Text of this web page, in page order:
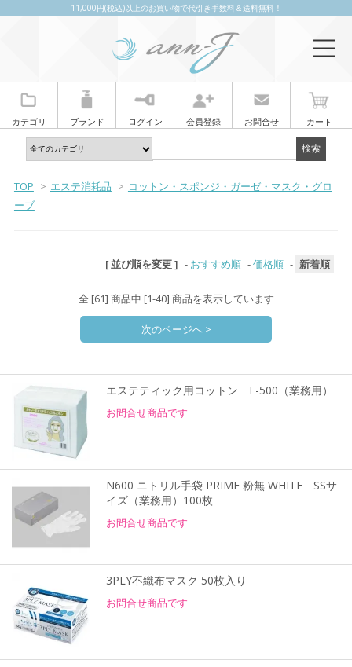
11,000円(税込)以上のお買い物で代引き手数料＆送料無料！
カテゴリ ブランド ログイン 会員登録 お問合せ カート
TOP > エステ消耗品 > コットン・スポンジ・ガーゼ・マスク・グロ
ーブ
[ 並び順を変更 ] - おすすめ順 -価格順 - 新着順
全 [61] 商品中 [1-40] 商品を表示しています
次のページへ >
エステティック用コットン E-500（業務用）
お問合せ商品です
N600 ニトリル手袋 PRIME 粉無 WHITE SSサ
イズ（業務用）100枚
お問合せ商品です
3PLY不織布マスク 50枚入り
お問合せ商品です